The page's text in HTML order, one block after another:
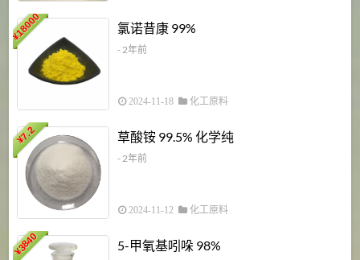
¥
18000 氯诺昔康 99%
- 2年前
2024-11-18 化工原料
¥
7.2 草酸铵 99.5% 化学纯
- 2年前
2024-11-12 化工原料
¥
3840 5-甲氧基吲哚 98%